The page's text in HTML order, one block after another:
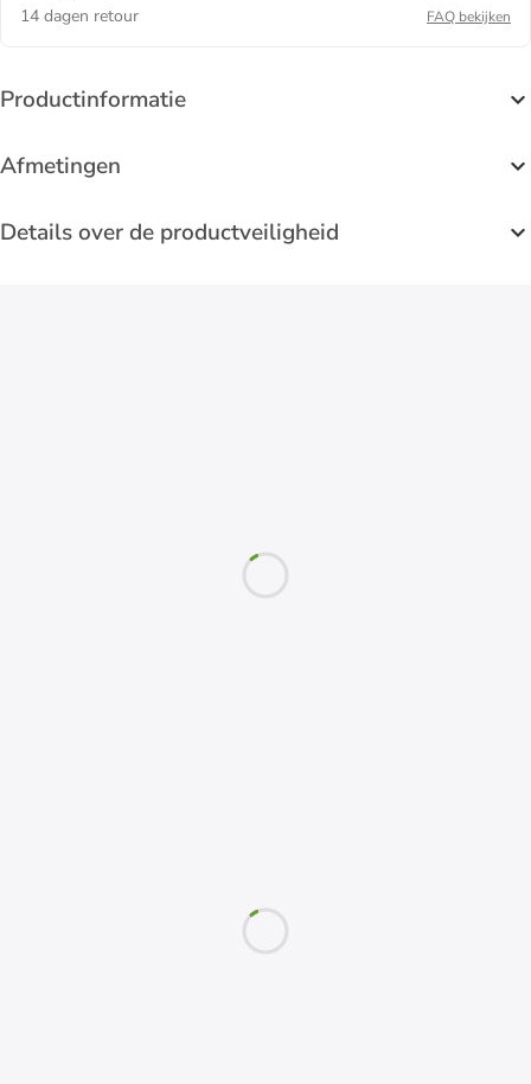
14 dagen retour
FAQ bekijken
Productinformatie
Afmetingen
Details over de productveiligheid